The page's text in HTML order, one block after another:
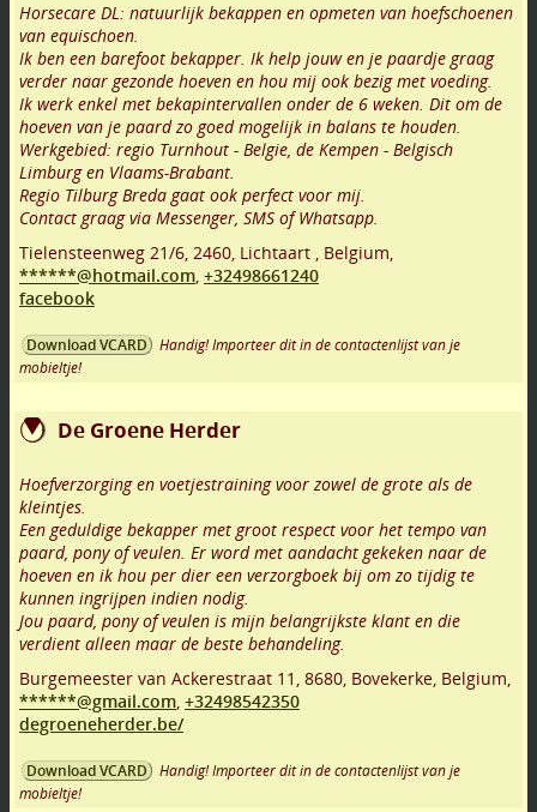
Horsecare DL: natuurlijk bekappen en opmeten van hoefschoenen
van equischoen.
Ik ben een barefoot bekapper. Ik help jouw en je paardje graag
verder naar gezonde hoeven en hou mij ook bezig met voeding.
Ik werk enkel met bekapintervallen onder de 6 weken. Dit om de
hoeven van je paard zo goed mogelijk in balans te houden.
Werkgebied: regio Turnhout - Belgie, de Kempen - Belgisch
Limburg en Vlaams-Brabant.
Regio Tilburg Breda gaat ook perfect voor mij.
Contact graag via Messenger, SMS of Whatsapp.
Tielensteenweg 21/6, 2460, Lichtaart , Belgium,
******@hotmail.com, +32498661240
facebook
Download VCARD
Handig! Importeer dit in de contactenlijst van je
mobieltje!
De Groene Herder
Hoefverzorging en voetjestraining voor zowel de grote als de
kleintjes.
Een geduldige bekapper met groot respect voor het tempo van
paard, pony of veulen. Er word met aandacht gekeken naar de
hoeven en ik hou per dier een verzorgboek bij om zo tijdig te
kunnen ingrijpen indien nodig.
Jou paard, pony of veulen is mijn belangrijkste klant en die
verdient alleen maar de beste behandeling.
Burgemeester van Ackerestraat 11 , 8680, Bovekerke, Belgium,
******@gmail.com, +32498542350
degroeneherder.be/
Download VCARD
Handig! Importeer dit in de contactenlijst van je
mobieltje!